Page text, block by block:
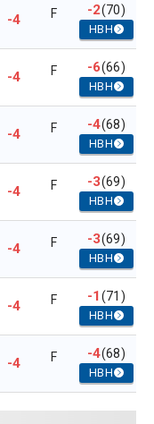
-4 F -2(70)
HBH
-4 F -6(66)
HBH
-4 F -4(68)
HBH
-4 F -3(69)
HBH
-4 F -3(69)
HBH
-4 F -1(71)
HBH
-4 F -4(68)
HBH